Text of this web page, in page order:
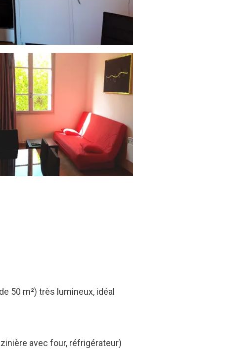
50 m²) très lumineux, idéal
avec four, réfrigérateur)